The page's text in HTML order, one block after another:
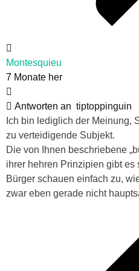
Montesquieu
7 Monate her
Antworten an tiptoppinguin
Ich bin lediglich der Meinung,
zu verteidigende Subjekt.
Die von Ihnen beschriebene
ihrer hehren Prinzipien gibt es
Bürger schauen einfach zu,
zwar eben gerade nicht